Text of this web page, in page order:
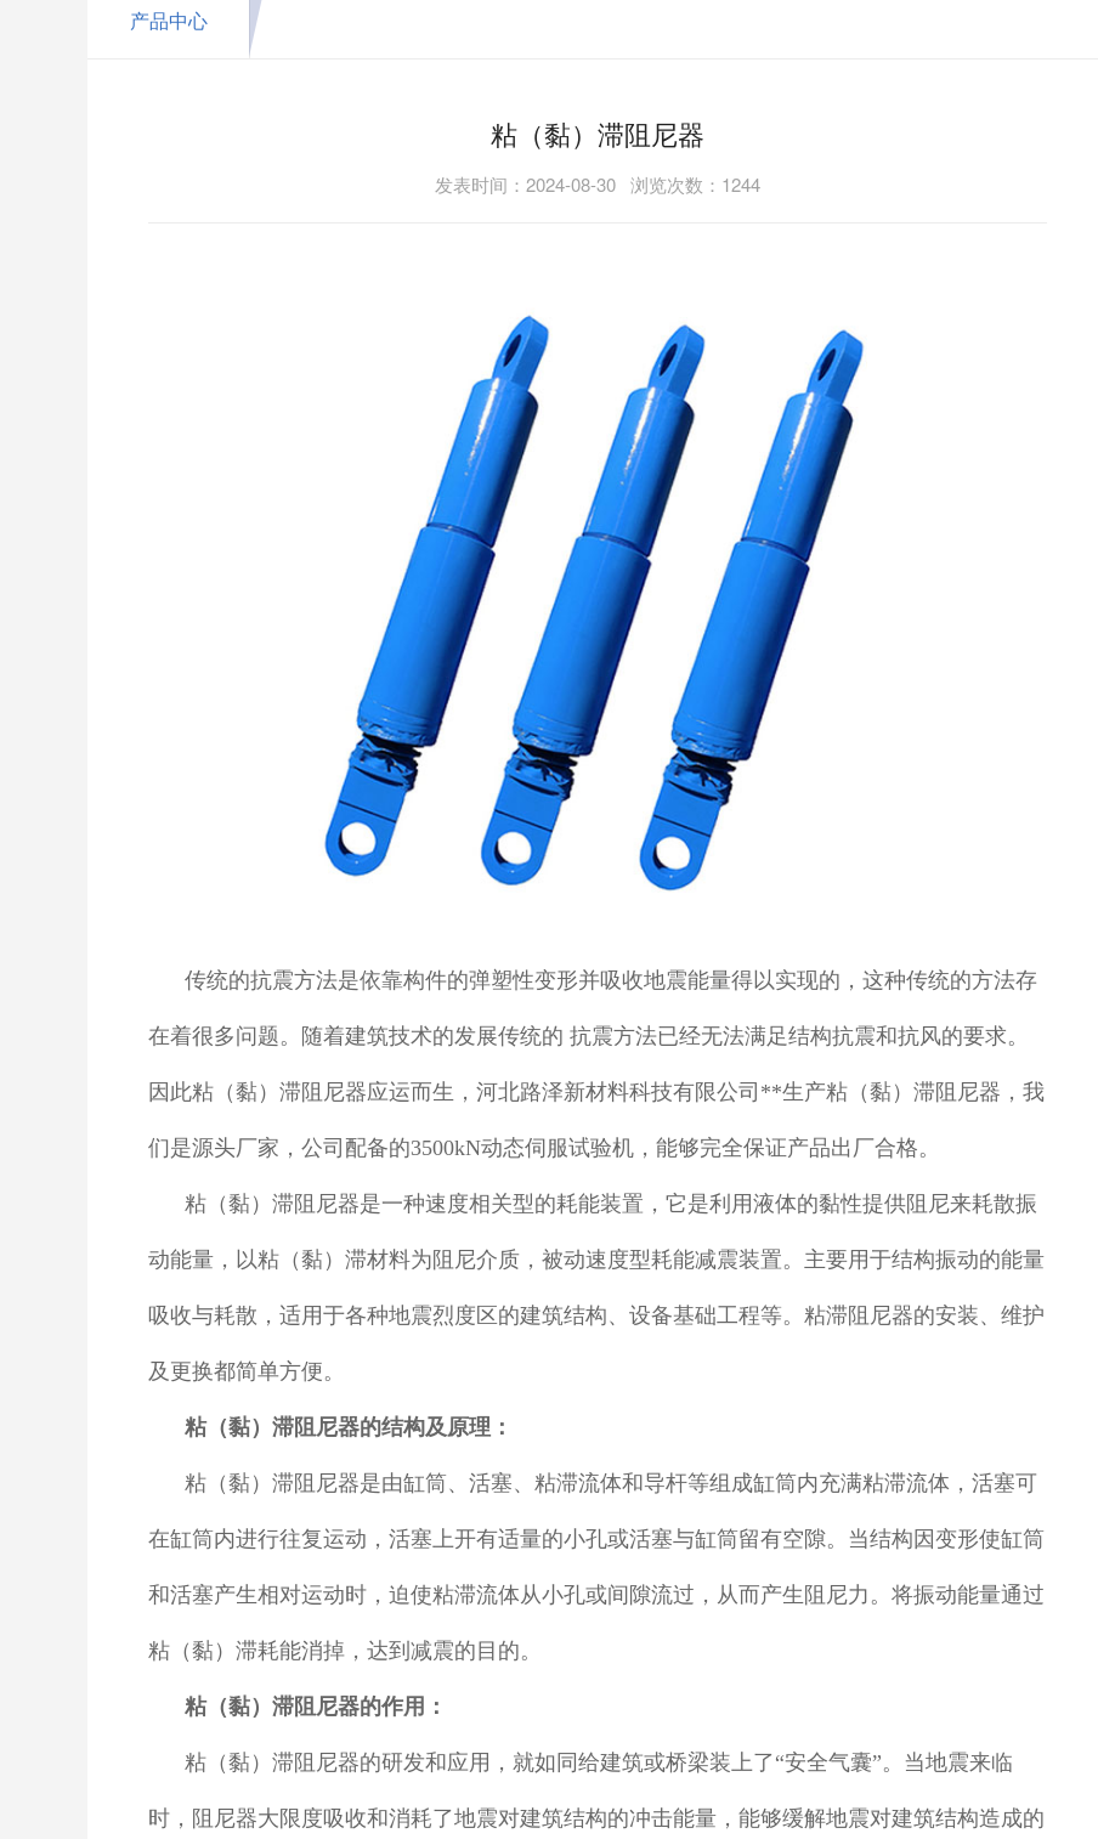
产品中心
粘（黏）滞阻尼器
发表时间：2024-08-30 浏览次数：1244
传统的抗震方法是依靠构件的弹塑性变形并吸收地震能量得以实现的，这种传统的方法存
在着很多问题。随着建筑技术的发展传统的 抗震方法已经无法满足结构抗震和抗风的要求。
因此粘（黏）滞阻尼器应运而生，河北路泽新材料科技有限公司**生产粘（黏）滞阻尼器，我
们是源头厂家，公司配备的3500kN动态伺服试验机，能够完全保证产品出厂合格。
粘（黏）滞阻尼器是一种速度相关型的耗能装置，它是利用液体的黏性提供阻尼来耗散振
动能量，以粘（黏）滞材料为阻尼介质，被动速度型耗能减震装置。主要用于结构振动的能量
吸收与耗散，适用于各种地震烈度区的建筑结构、设备基础工程等。粘滞阻尼器的安装、维护
及更换都简单方便。
粘（黏）滞阻尼器的结构及原理：
粘（黏）滞阻尼器是由缸筒、活塞、粘滞流体和导杆等组成缸筒内充满粘滞流体，活塞可
在缸筒内进行往复运动，活塞上开有适量的小孔或活塞与缸筒留有空隙。当结构因变形使缸筒
和活塞产生相对运动时，迫使粘滞流体从小孔或间隙流过，从而产生阻尼力。将振动能量通过
粘（黏）滞耗能消掉，达到减震的目的。
粘（黏）滞阻尼器的作用：
粘（黏）滞阻尼器的研发和应用，就如同给建筑或桥梁装上了“安全气囊”。当地震来临
时，阻尼器大限度吸收和消耗了地震对建筑结构的冲击能量，能够缓解地震对建筑结构造成的